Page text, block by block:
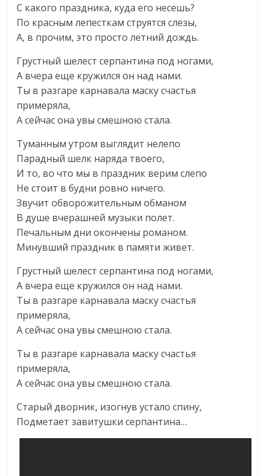
С какого праздника, куда его несешь?
По красным лепесткам струятся слезы,
А, в прочим, это просто летний дождь.
Грустный шелест серпантина под ногами,
А вчера еще кружился он над нами.
Ты в разгаре карнавала маску счастья
примеряла,
А сейчас она увы смешною стала.
Туманным утром выглядит нелепо
Парадный шелк наряда твоего,
И то, во что мы в праздник верим слепо
Не стоит в будни ровно ничего.
Звучит обворожительным обманом
В душе вчерашней музыки полет.
Печальным дни окончены романом.
Минувший праздник в памяти живет.
Грустный шелест серпантина под ногами,
А вчера еще кружился он над нами.
Ты в разгаре карнавала маску счастья
примеряла,
А сейчас она увы смешною стала.
Ты в разгаре карнавала маску счастья
примеряла,
А сейчас она увы смешною стала.
Старый дворник, изогнув устало спину,
Подметает завитушки серпантина…